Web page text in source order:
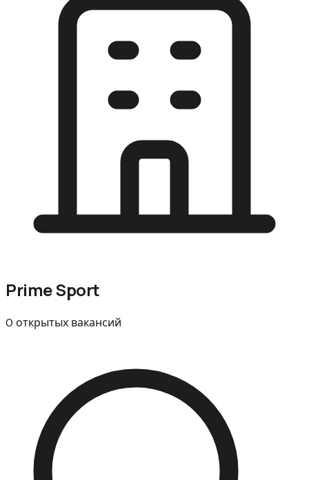
Prime Sport
0 открытых вакансий